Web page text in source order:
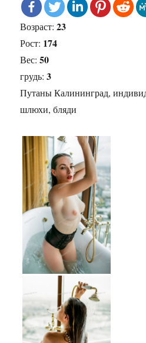
Возраст:23
Рост: 174
Вес:50
грудь:3
Путаны Калининград,
шлюхи, бляди